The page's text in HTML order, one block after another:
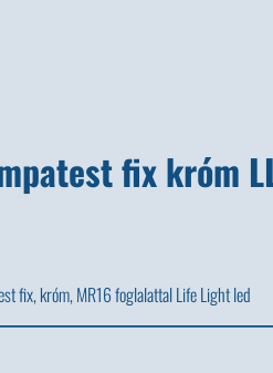
fix króm
fix, króm, MR16 foglalattal Life Light led